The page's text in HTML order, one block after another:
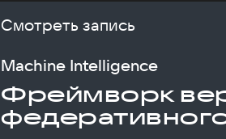
Смотреть запись
Machine Intelligence
Фреймворк